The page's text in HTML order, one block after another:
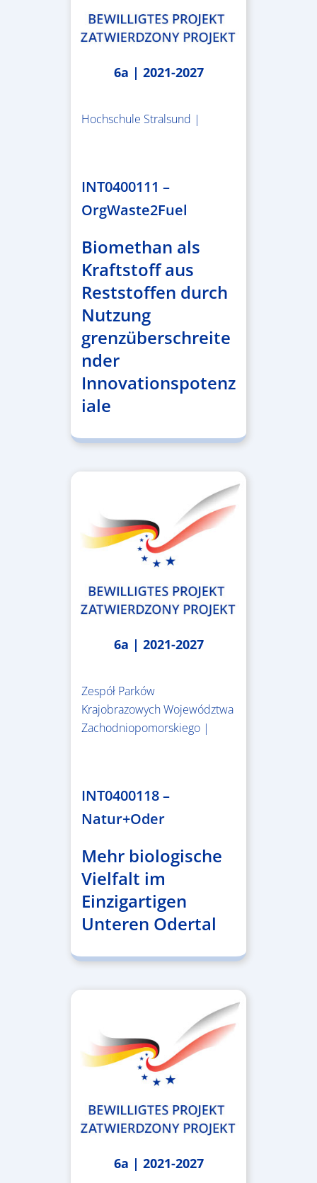
6a | 2021-2027
Hochschule Stralsund |
INT0400111 –
OrgWaste2Fuel
Biomethan als
Kraftstoff aus
Reststoffen durch
Nutzung
grenzüberschreite
nder
Innovationspotenz
iale
6a | 2021-2027
Zespół Parków
Krajobrazowych Województwa
Zachodniopomorskiego |
INT0400118 –
Natur+Oder
Mehr biologische
Vielfalt im
Einzigartigen
Unteren Odertal
6a | 2021-2027